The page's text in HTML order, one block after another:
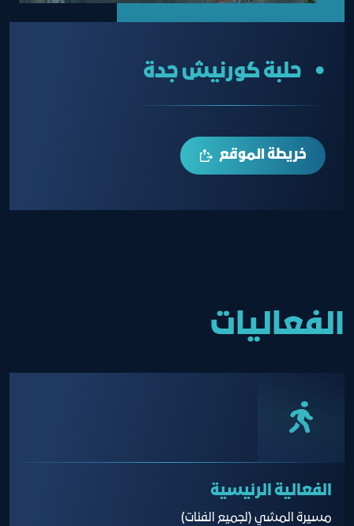
• حلبة كورنيش جدة
خريطة الموقع
الفعاليات
الفعالية الرئيسية
مسيرة المشي (لجميع الفئات)